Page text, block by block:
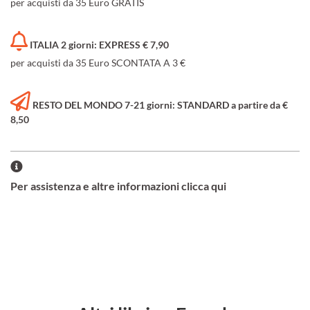
ITALIA 2 giorni: EXPRESS € 7,90
per acquisti da 35 Euro SCONTATA A 3 €
RESTO DEL MONDO 7-21 giorni: STANDARD a partire da €
8,50
Per assistenza e altre informazioni clicca qui